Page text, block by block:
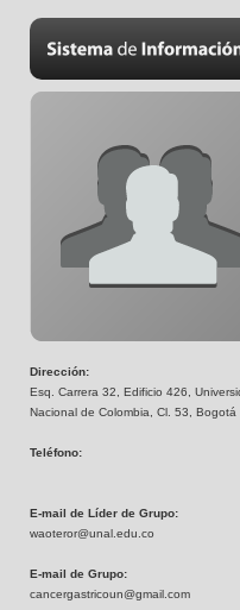
Dirección:
Esq. Carrera 32, Edificio 426,
Nacional de Colombia, Cl. 53, Bogotá
Teléfono:
E-mail de Líder de Grupo:
waoteror@unal.edu.co
E-mail de Grupo:
cancergastricoun@gmail.com